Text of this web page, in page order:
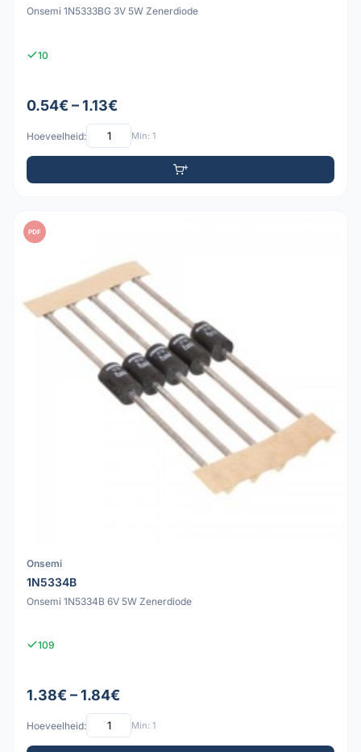
Onsemi 1N5333BG 3V 5W Zenerdiode
10
0.54€ – 1.13€
Hoeveelheid: Min: 1
PDF
Onsemi
1N5334B
Onsemi 1N5334B 6V 5W Zenerdiode
109
1.38€ – 1.84€
Hoeveelheid: Min: 1